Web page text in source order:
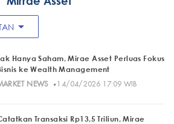
arrow_drop_down
Hanya Saham, Mirae Asset Perluas Fokus
ke Wealth Management
NEWS· 14/04/2026 17:09 WIB
Transaksi Rp13,5 Triliun, Mirae